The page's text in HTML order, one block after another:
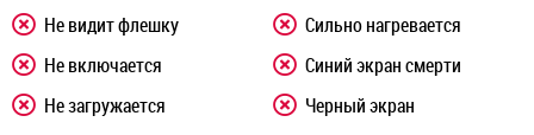
Не видит флешку
Не включается
Не загружается
Сильно нагревается
Синий экран смерти
Черный экран